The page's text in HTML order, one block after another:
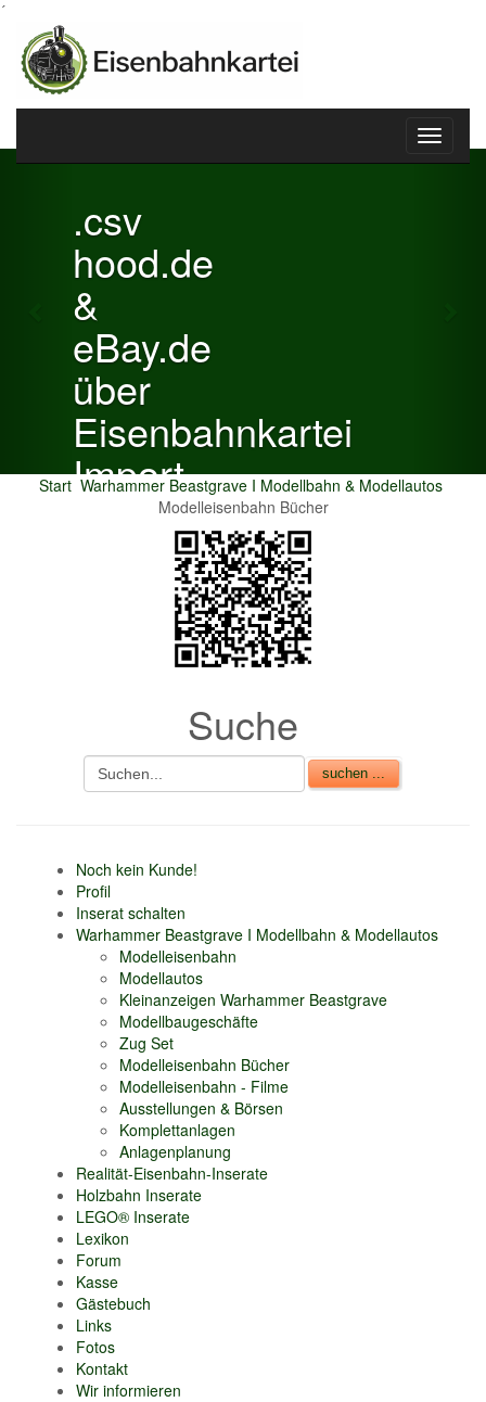
´
Toggle
.csv
hood.de
eBay.de
über
Eisenbahnkartei
Import
Previous
Start Warhammer Beastgrave I Modellbahn & Modellautos
Modelleisenbahn Bücher
Suche
Noch kein Kunde!
Profil
Inserat schalten
Warhammer Beastgrave I Modellbahn & Modellautos
Modelleisenbahn
Modellautos
Kleinanzeigen Warhammer Beastgrave
Modellbaugeschäfte
Zug Set
Modelleisenbahn Bücher
Modelleisenbahn - Filme
Ausstellungen & Börsen
Komplettanlagen
Anlagenplanung
Realität-Eisenbahn-Inserate
Holzbahn Inserate
LEGO® Inserate
Lexikon
Forum
Kasse
Gästebuch
Links
Fotos
Kontakt
Wir informieren